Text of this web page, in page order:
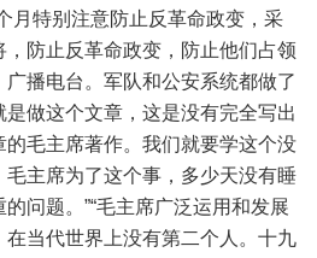
月特别注意防止反革命政变，采
防止反革命政变，防止他们占领
播电台。军队和公安系统都做了
做这个文章，这是没有完全写出
毛主席著作。我们就要学这个没
主席为了这个事，多少天没有睡
问题。”“毛主席广泛运用和发展
当代世界上没有第二个人。十九